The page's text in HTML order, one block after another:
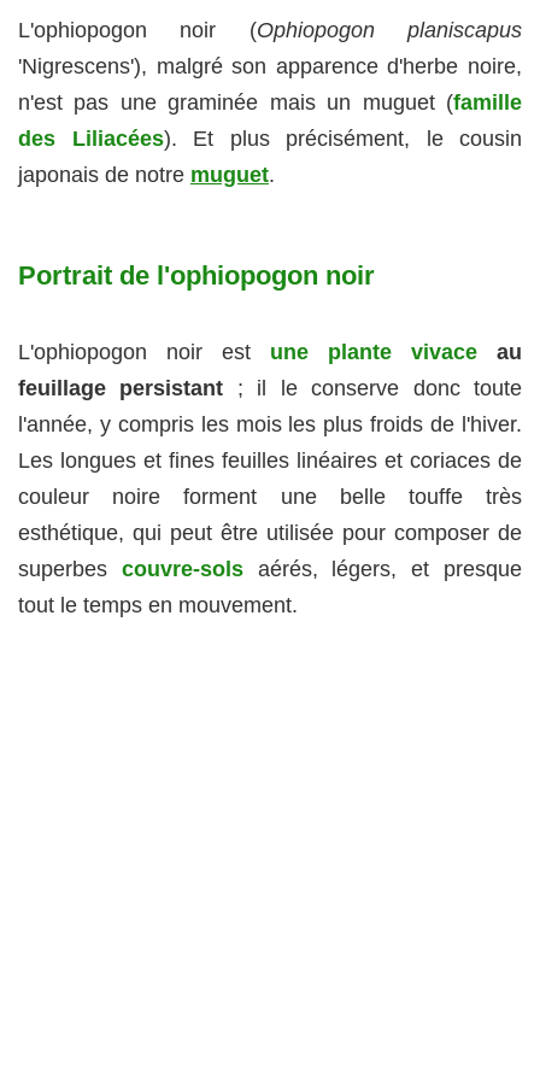
L'ophiopogon noir (Ophiopogon planiscapus
'Nigrescens'), malgré son apparence d'herbe noire,
n'est pas une graminée mais un muguet (famille
des Liliacées). Et plus précisément, le cousin
japonais de notre muguet.
Portrait de l'ophiopogon noir
L'ophiopogon noir est une plante vivace au
feuillage persistant ; il le conserve donc toute
l'année, y compris les mois les plus froids de l'hiver.
Les longues et fines feuilles linéaires et coriaces de
couleur noire forment une belle touffe très
esthétique, qui peut être utilisée pour composer de
superbes couvre-solsaérés, légers, et presque
tout le temps en mouvement.